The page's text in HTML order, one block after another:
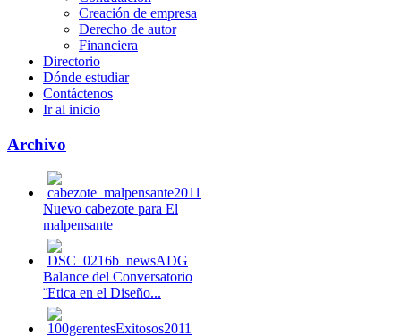
Creación de empresa
Derecho de autor
Financiera
Directorio
Dónde estudiar
Contáctenos
Ir al inicio
Archivo
Nuevo cabezote para El
malpensante
Balance del Conversatorio
¨Etica en el Diseño...